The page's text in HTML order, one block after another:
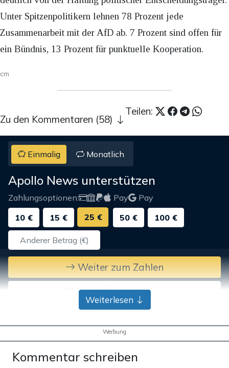
Unter Spitzenpolitikern lehnen 78 Prozent jede
Zusammenarbeit mit der AfD ab. 7 Prozent sind offen für
ein Bündnis, 13 Prozent für punktuelle Kooperation.
cm
Teilen:
Zu den Kommentaren (58)
Einmalig Monatlich
Apollo News unterstützen
Zahlungsoptionen: Pay
Pay
10 €
15 € 25 € 50 € 100 €
Weiter zum Zahlen
Bank-Überweisung
Weiterlesen
Werbung
Kommentar schreiben